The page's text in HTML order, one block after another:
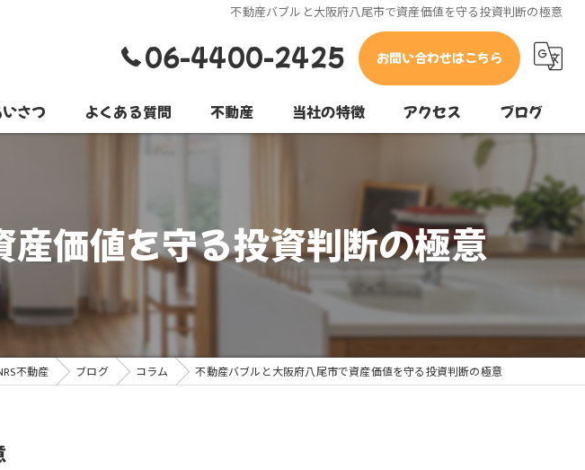
不動産バブルと大阪府八尾市で資産価値を守る投資判断の極意
06-4400-2425 お問い合わせはこちら
さつ よくある質問 不動産 当社の特徴
松原市の不動産
売却
アクセス ブログ
コラム
価値を守る投資判断の極意
不動産 ブログ コラム 不動産バブルと大阪府八尾市で資産価値を守る投資判断の極意